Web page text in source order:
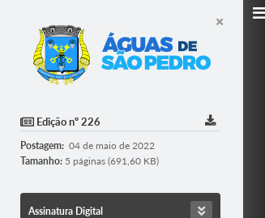
Edição nº 226
Postagem: 04 de maio de 2022
Tamanho: 5 páginas (691,60 KB)
Assinatura Digital